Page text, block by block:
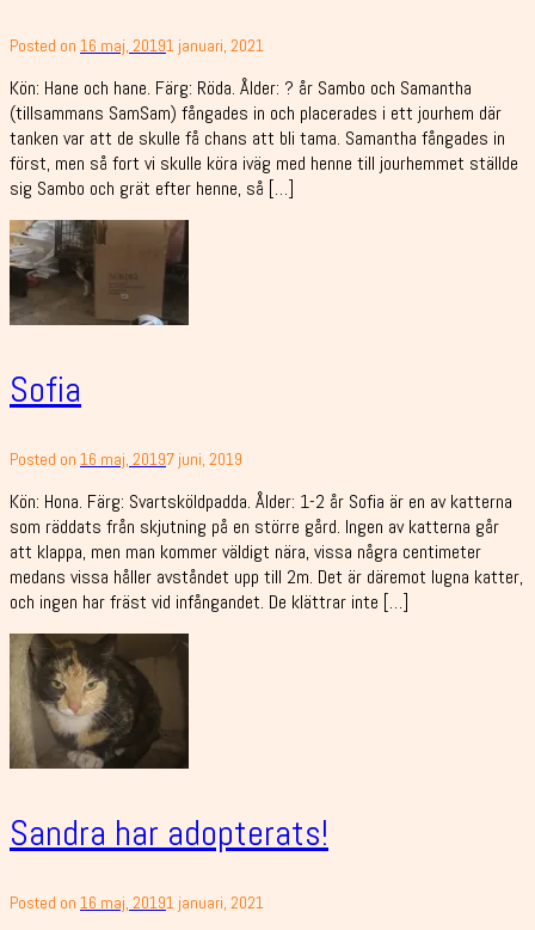
Posted on 16 maj, 20191 januari, 2021
Kön: Hane och hane. Färg: Röda. Ålder: ? år Sambo och Samantha
(tillsammans SamSam) fångades in och placerades i ett jourhem där
tanken var att de skulle få chans att bli tama. Samantha fångades in
först, men så fort vi skulle köra iväg med henne till jourhemmet ställde
sig Sambo och grät efter henne, så […]
Sofia
Posted on 16 maj, 20197 juni, 2019
Kön: Hona. Färg: Svartsköldpadda. Ålder: 1-2 år Sofia är en av katterna
som räddats från skjutning på en större gård. Ingen av katterna går
att klappa, men man kommer väldigt nära, vissa några centimeter
medans vissa håller avståndet upp till 2m. Det är däremot lugna katter,
och ingen har fräst vid infångandet. De klättrar inte […]
Sandra har adopterats!
Posted on 16 maj, 20191 januari, 2021